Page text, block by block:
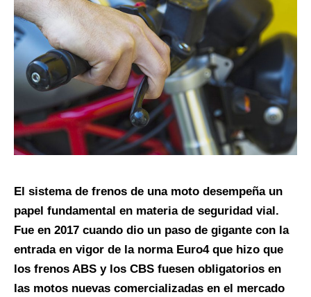
El sistema de frenos de una moto desempeña un
papel fundamental en materia de seguridad vial.
Fue en 2017 cuando dio un paso de gigante con la
entrada en vigor de la norma Euro4 que hizo que
los frenos ABS y los CBS fuesen obligatorios en
las motos nuevas comercializadas en el mercado